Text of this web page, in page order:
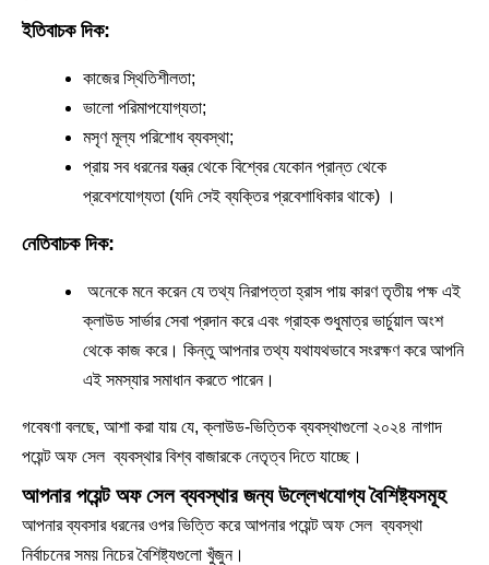
ইতিবাচক দিক:
কাজের স্থিতিশীলতা;
ভালো পরিমাপযোগ্যতা;
মসৃণ মূল্য পরিশোধ ব্যবস্থা;
প্রায় সব ধরনের যন্ত্র থেকে বিশ্বের যেকোন প্রান্ত থেকে
প্রবেশযোগ্যতা (যদি সেই ব্যক্তির প্রবেশাধিকার থাকে) ।
নেতিবাচক দিক:
অনেকে মনে করেন যে তথ্য নিরাপত্তা হ্রাস পায় কারণ তৃতীয় পক্ষ এই
ক্লাউড সার্ভার সেবা প্রদান করে এবং গ্রাহক শুধুমাত্র ভার্চুয়াল অংশ
থেকে কাজ করে। কিন্তু আপনার তথ্য যথাযথভাবে সংরক্ষণ করে আপনি
এই সমস্যার সমাধান করতে পারেন।
গবেষণা বলছে, আশা করা যায় যে, ক্লাউড-ভিত্তিক ব্যবস্থাগুলো ২০২৪ নাগাদ
পয়েন্ট অফ সেল ব্যবস্থার বিশ্ব বাজারকে নেতৃত্ব দিতে যাচ্ছে।
আপনার পয়েন্ট অফ সেল ব্যবস্থার জন্য উল্লেখযোগ্য বৈশিষ্ট্যসমূহ
আপনার ব্যবসার ধরনের ওপর ভিত্তি করে আপনার পয়েন্ট অফ সেল ব্যবস্থা
নির্বাচনের সময় নিচের বৈশিষ্ট্যগুলো খুঁজুন।